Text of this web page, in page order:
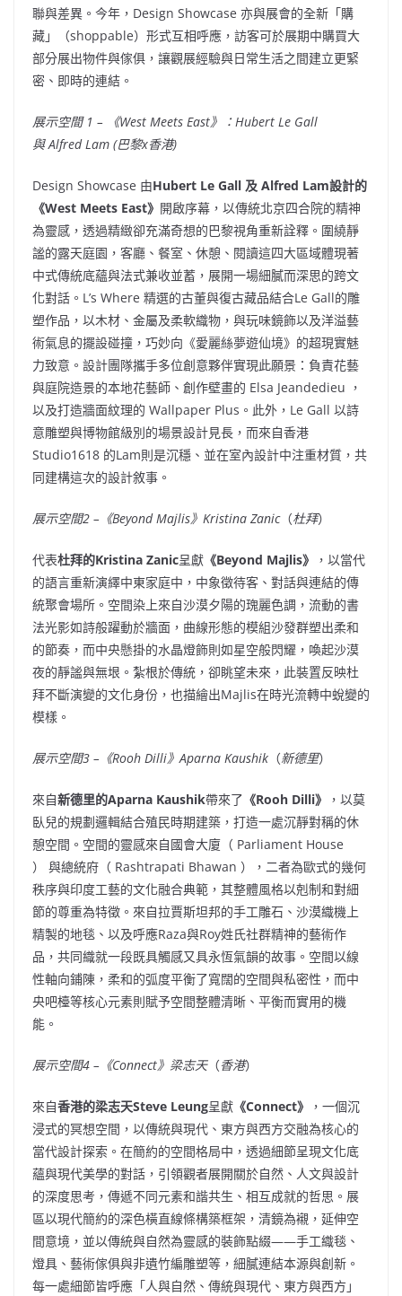
聯與差異。今年，Design Showcase 亦與展會的全新「購
藏」（shoppable）形式互相呼應，訪客可於展期中購買大
部分展出物件與傢俱，讓觀展經驗與日常生活之間建立更緊
密、即時的連結。
展示空間1 – 《West Meets East》： Hubert Le Gall
與Alfred Lam (巴黎x香港)
Design Showcase 由Hubert Le Gall 及 Alfred Lam設計的
《West Meets East》 開啟序幕，以傳統北京四合院的精神
為靈感，透過精緻卻充滿奇想的巴黎視角重新詮釋。圍繞靜
謐的露天庭園，客廳、餐室、休憩、閱讀這四大區域體現著
中式傳統底蘊與法式兼收並蓄，展開一場細膩而深思的跨文
化對話。L’s Where 精選的古董與復古藏品結合Le Gall的雕
塑作品，以木材、金屬及柔軟織物，與玩味鏡飾以及洋溢藝
術氣息的擺設碰撞，巧妙向《愛麗絲夢遊仙境》的超現實魅
力致意。設計團隊攜手多位創意夥伴實現此願景：負責花藝
與庭院造景的本地花藝師、創作壁畫的 Elsa Jeandedieu ，
以及打造牆面紋理的 Wallpaper Plus。此外，Le Gall 以詩
意雕塑與博物館級別的場景設計見長，而來自香港
Studio1618 的Lam則是沉穩、並在室內設計中注重材質，共
同建構這次的設計敘事。
展示空間2 – 《Beyond Majlis》 Kristina Zanic（杜拜）
代表杜拜的Kristina Zanic呈獻 《Beyond Majlis》
，以當代
的語言重新演繹中東家庭中，中象徵待客、對話與連結的傳
統聚會場所。空間染上來自沙漠夕陽的瑰麗色調，流動的書
法光影如詩般躍動於牆面，曲線形態的模組沙發群塑出柔和
的節奏，而中央懸掛的水晶燈飾則如星空般閃耀，喚起沙漠
夜的靜謐與無垠。紮根於傳統，卻眺望未來，此裝置反映杜
拜不斷演變的文化身份，也描繪出Majlis在時光流轉中蛻變的
模樣。
展示空間3 – 《Rooh Dilli》 Aparna Kaushik （新德里）
來自新德里的Aparna Kaushik帶來了 《Rooh Dilli》
，以莫
臥兒的規劃邏輯結合殖民時期建築，打造一處沉靜對稱的休
憩空間。空間的靈感來自國會大廈（ Parliament House
） 與總統府（ Rashtrapati Bhawan ），二者為歐式的幾何
秩序與印度工藝的文化融合典範，其整體風格以剋制和對細
節的尊重為特徵。來自拉賈斯坦邦的手工雕石、沙漠織機上
精製的地毯、以及呼應Raza與Roy姓氏社群精神的藝術作
品，共同織就一段既具觸感又具永恆氣韻的故事。空間以線
性軸向鋪陳，柔和的弧度平衡了寬闊的空間與私密性，而中
央吧檯等核心元素則賦予空間整體清晰、平衡而實用的機
能。
展示空間4 – 《Connect》梁志天（香港）
來自香港的梁志天Steve Leung呈獻 《Connect》
，一個沉
浸式的冥想空間，以傳統與現代、東方與西方交融為核心的
當代設計探索。在簡約的空間格局中，透過細節呈現文化底
蘊與現代美學的對話，引領觀者展開關於自然、人文與設計
的深度思考，傳遞不同元素和諧共生、相互成就的哲思。展
區以現代簡約的深色橫直線條構築框架，清鏡為襯，延伸空
間意境，並以傳統與自然為靈感的裝飾點綴——手工織毯、
燈具、藝術傢俱與非遺竹編雕塑等，細膩連結本源與創新。
每一處細節皆呼應「人與自然、傳統與現代、東方與西方」